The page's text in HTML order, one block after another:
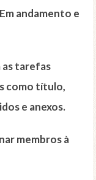
andamento e
as tarefas
como título,
e anexos.
membros à